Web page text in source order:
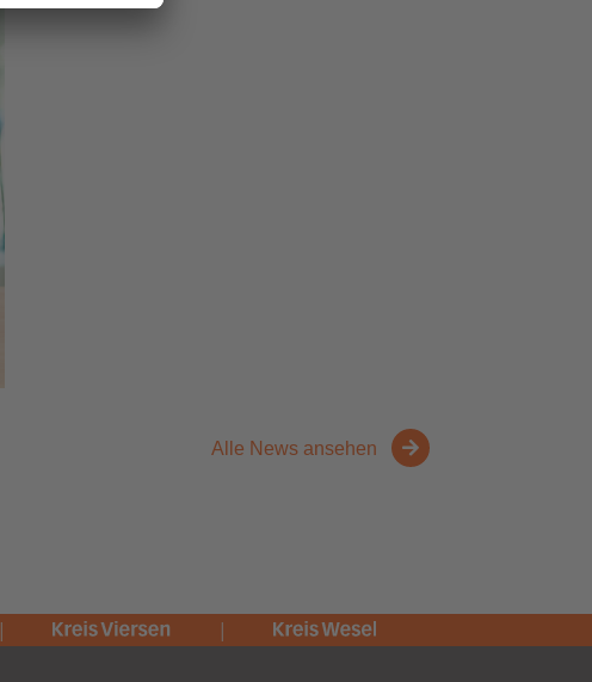
Alle News ansehen